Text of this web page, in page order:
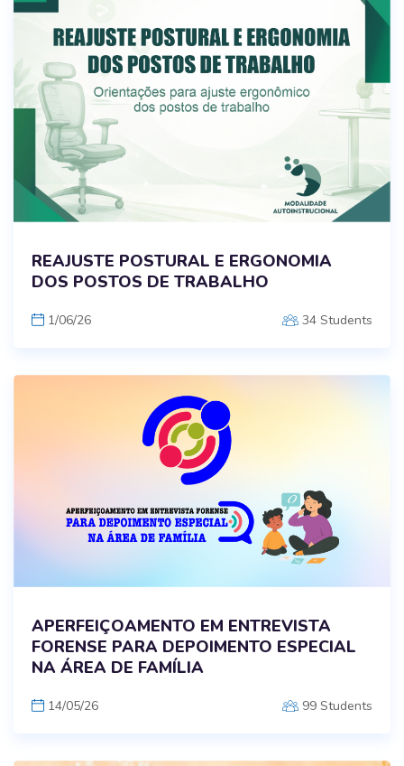
REAJUSTE POSTURAL E ERGONOMIA
DOS POSTOS DE TRABALHO
1/06/26 34 Students
APERFEIÇOAMENTO EM ENTREVISTA
FORENSE PARA DEPOIMENTO ESPECIAL
NA ÁREA DE FAMÍLIA
14/05/26 99 Students